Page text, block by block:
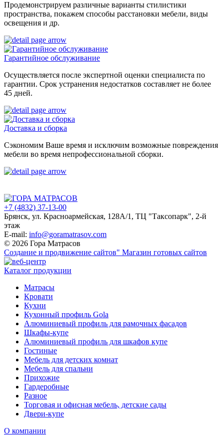
Продемонстрируем различные варианты стилистики
пространства, покажем способы расстановки мебели, виды
освещения и др.
Гарантийное обслуживание
Осуществляется после экспертной оценки специалиста по
гарантии. Срок устранения недостатков составляет не более
45 дней.
Доставка и сборка
Сэкономим Ваше время и исключим возможные повреждения
мебели во время непрофессиональной сборки.
+7 (4832) 37-13-00
Брянск, ул. Красноармейская, 128А/1, ТЦ "Таксопарк", 2-й
этаж
E-mail: info@goramatrasov.com
© 2026 Гора Матрасов
Создание и продвижение сайтов" Магазин готовых сайтов
Каталог продукции
Матрасы
Кровати
Кухни
Кухонный профиль Gola
Алюминиевый профиль для рамочных фасадов
Шкафы-купе
Алюминиевый профиль для шкафов купе
Гостиные
Мебель для детских комнат
Мебель для спальни
Прихожие
Гардеробные
Разное
Торговая и офисная мебель, детские сады
Двери-купе
О компании